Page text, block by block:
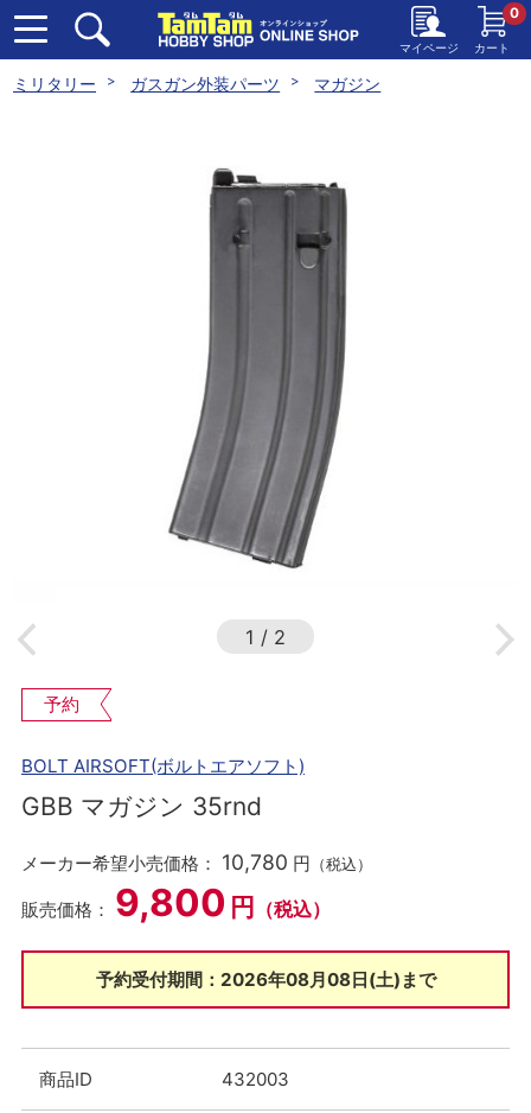
マイページ カート
0
ミリタリー ガスガン外装パーツ マガジン
1 / 2
予約
BOLT AIRSOFT(ボルトエアソフト)
GBB マガジン 35rnd
メーカー希望小売価格： 10,780 円 （税込）
販売価格： 9,800 円 （税込）
予約受付期間：2026年08月08日(土)まで
商品ID 432003